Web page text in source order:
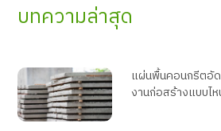
บทความล่าสุด
แผ่นพื้นคอนกรีตอัด
งานก่อสร้างแบบไห